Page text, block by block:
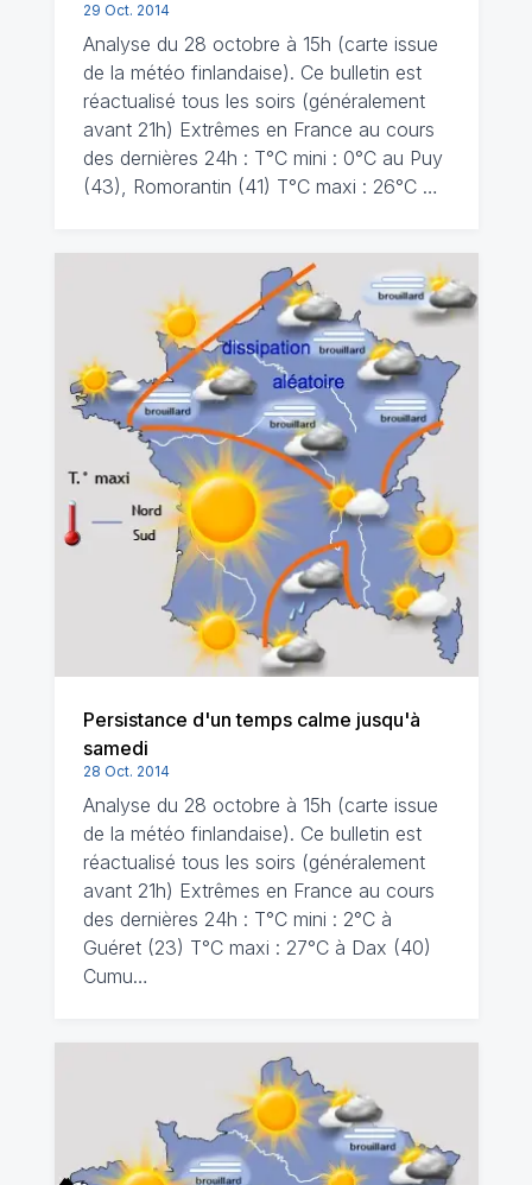
29 Oct. 2014
Analyse du 28 octobre à 15h (carte issue
de la météo finlandaise). Ce bulletin est
réactualisé tous les soirs (généralement
avant 21h) Extrêmes en France au cours
des dernières 24h : T°C mini : 0°C au Puy
(43), Romorantin (41) T°C maxi : 26°C …
Persistance d'un temps calme jusqu'à
samedi
28 Oct. 2014
Analyse du 28 octobre à 15h (carte issue
de la météo finlandaise). Ce bulletin est
réactualisé tous les soirs (généralement
avant 21h) Extrêmes en France au cours
des dernières 24h : T°C mini : 2°C à
Guéret (23) T°C maxi : 27°C à Dax (40)
Cumu…